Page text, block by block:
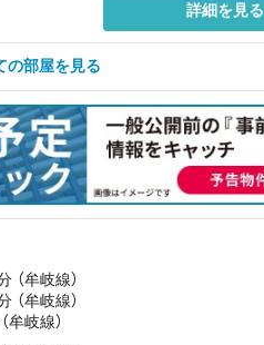
詳細を見る
の部屋を見る
（牟岐線）
（牟岐線）
牟岐線）